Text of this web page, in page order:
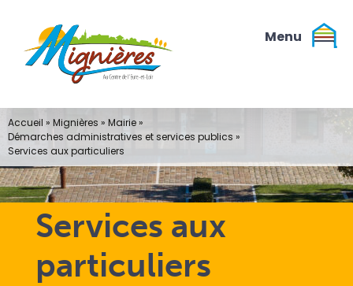
contenu
Services aux
particuliers
Accueil » Mignières » Mairie»
Démarches administratives et services publics »
Services aux particuliers